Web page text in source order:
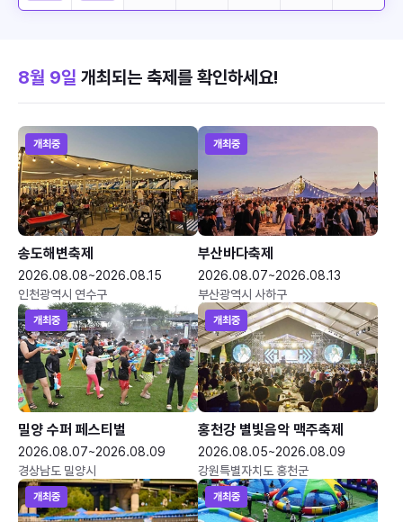
8월 9일 개최되는 축제를 확인하세요!
개최중
송도해변축제
2026.08.08~2026.08.15
인천광역시 연수구
개최중
부산바다축제
2026.08.07~2026.08.13
부산광역시 사하구
개최중
밀양 수퍼 페스티벌
2026.08.07~2026.08.09
경상남도 밀양시
개최중
홍천강 별빛음악 맥주축제
2026.08.05~2026.08.09
강원특별자치도 홍천군
개최중 개최중